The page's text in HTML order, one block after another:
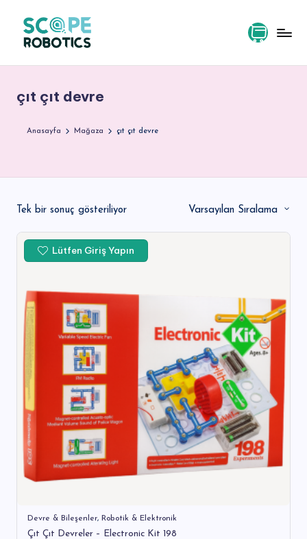
content
o
p
b
o
ti
c
s
çıt çıt devre
Anasayfa Mağaza çıt çıt devre
Tek bir sonuç gösteriliyor Varsayılan Sıralama
Lütfen Giriş Yapın
Devre & Bileşenler, Robotik & Elektronik
Çıt Çıt Devreler – Electronic Kit 198